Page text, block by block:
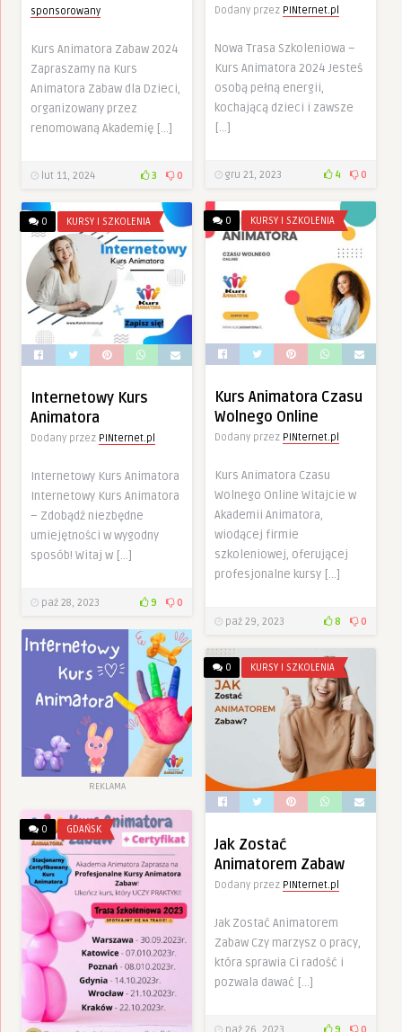
sponsorowany
Kurs Animatora Zabaw 2024
Zapraszamy na Kurs
Animatora Zabaw dla Dzieci,
organizowany przez
renomowaną Akademię […]
lut 11, 2024 3 0
Dodany przez PINternet.pl
Nowa Trasa Szkoleniowa –
Kurs Animatora 2024 Jesteś
osobą pełną energii,
kochającą dzieci i zawsze
[…]
gru 21, 2023 4 0
0 KURSY I SZKOLENIA
Kurs Animatora Czasu
Wolnego Online
Dodany przez PINternet.pl
Kurs Animatora Czasu
Wolnego Online Witajcie w
Akademii Animatora,
wiodącej firmie
szkoleniowej, oferującej
profesjonalne kursy […]
paź 29, 2023 8 0
0 KURSY I SZKOLENIA
Internetowy Kurs
Animatora
Dodany przez PINternet.pl
Internetowy Kurs Animatora
Internetowy Kurs Animatora
– Zdobądź niezbędne
umiejętności w wygodny
sposób! Witaj w […]
paź 28, 2023 9 0
REKLAMA
0 KURSY I SZKOLENIA
Jak Zostać
Animatorem Zabaw
Dodany przez PINternet.pl
Jak Zostać Animatorem
Zabaw Czy marzysz o pracy,
która sprawia Ci radość i
pozwala dawać […]
0 GDAŃSK